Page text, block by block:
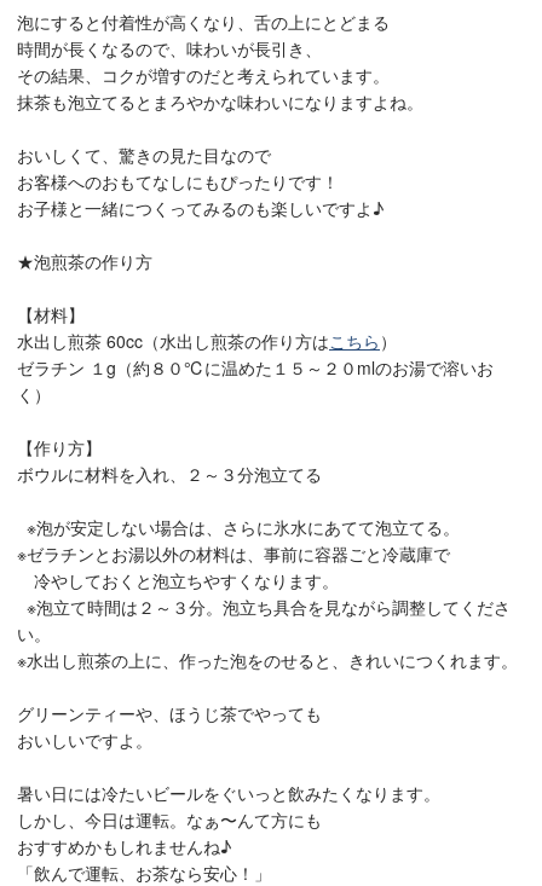
泡にすると付着性が高くなり、舌の上にとどまる
時間が長くなるので、味わいが長引き、
その結果、コクが増すのだと考えられています。
抹茶も泡立てるとまろやかな味わいになりますよね。
おいしくて、驚きの見た目なので
お客様へのおもてなしにもぴったりです！
お子様と一緒につくってみるのも楽しいですよ♪
★泡煎茶の作り方
【材料】
水出し煎茶 60cc（水出し煎茶の作り方はこちら ）
ゼラチン １g（約８０℃に温めた１５～２０mlのお湯で溶いお
く）
【作り方】
ボウルに材料を入れ、２～３分泡立てる
※泡が安定しない場合は、さらに氷水にあてて泡立てる。
※ゼラチンとお湯以外の材料は、事前に容器ごと冷蔵庫で
冷やしておくと泡立ちやすくなります。
※泡立て時間は２～３分。泡立ち具合を見ながら調整してくださ
い。
※水出し煎茶の上に、作った泡をのせると、きれいにつくれます。
グリーンティーや、ほうじ茶でやっても
おいしいですよ。
暑い日には冷たいビールをぐいっと飲みたくなります。
しかし、今日は運転。なぁ〜んて方にも
おすすめかもしれませんね♪
「飲んで運転、お茶なら安心！」